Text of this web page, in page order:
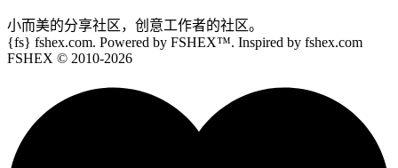
小而美的分享社区，创意工作者的社区。
{fs} fshex.com. Powered by FSHEX™. Inspired by fshex.com
FSHEX © 2010-2026